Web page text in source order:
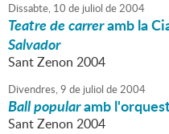
Dissabte, 10 de juliol de2004
Teatre de carreramb la
Salvador
Sant Zenon 2004
Divendres,9 de juliol de2004
Ball popularamb
Sant Zenon 2004